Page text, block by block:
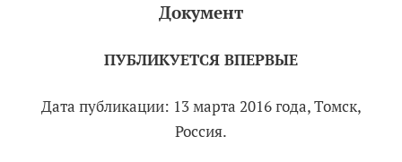
Документ
ПУБЛИКУЕТСЯ ВПЕРВЫЕ
Дата публикации: 13 марта 2016 года, Томск,
Россия.